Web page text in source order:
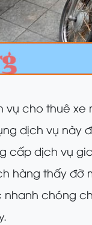
cho thuê xe
dịch vụ này
cấp dịch vụ
hàng thấy
chóng